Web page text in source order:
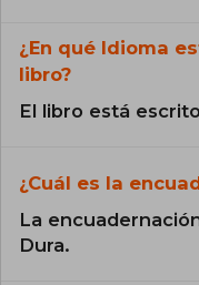
¿En qué Idioma
libro?
El libro está
¿Cuál es la
La
Dura.